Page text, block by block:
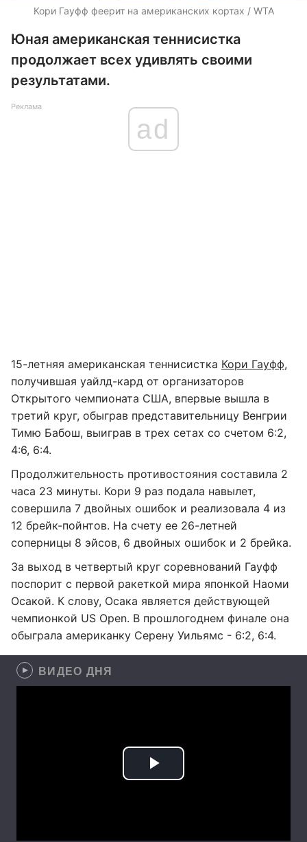
Кори Гауфф феерит на американских кортах / WTA
Юная американская теннисистка
продолжает всех удивлять своими
результатами.
Реклама
ad
15-летняя американская теннисистка Кори Гауфф,
получившая уайлд-кард от организаторов
Открытого чемпионата США, впервые вышла в
третий круг, обыграв представительницу Венгрии
Тимю Бабош, выиграв в трех сетах со счетом 6:2,
4:6, 6:4.
Продолжительность противостояния составила 2
часа 23 минуты. Кори 9 раз подала навылет,
совершила 7 двойных ошибок и реализовала 4 из
12 брейк-пойнтов. На счету ее 26-летней
соперницы 8 эйсов, 6 двойных ошибок и 2 брейка.
За выход в четвертый круг соревнований Гауфф
поспорит с первой ракеткой мира японкой Наоми
Осакой. К слову, Осака является действующей
чемпионкой US Open. В прошлогоднем финале она
обыграла американку Серену Уильямс - 6:2, 6:4.
ВИДЕО ДНЯ